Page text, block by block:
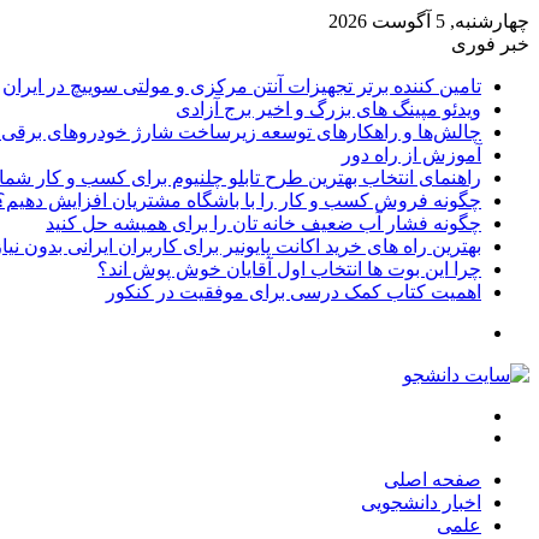
چهارشنبه, 5 آگوست 2026
خبر فوری
تامین کننده برتر تجهیزات آنتن مرکزی و مولتی سوییچ در ایران
ویدئو مپینگ های بزرگ و اخیر برج آزادی
چالش‌ها و راهکارهای توسعه زیرساخت شارژ خودروهای برقی
آموزش از راه دور
راهنمای انتخاب بهترین طرح تابلو چلنیوم برای کسب و کار شما
چگونه فروش کسب و کار را با باشگاه مشتریان افزایش
چگونه فشار آب ضعیف خانه تان را برای همیشه حل کنید
بهترین راه های خرید اکانت پایونیر برای کاربران ایرانی بدون
چرا این بوت ها انتخاب اول آقایان خوش پوش اند؟
اهمیت کتاب کمک درسی برای موفقیت در کنکور
صفحه اصلی
اخبار دانشجویی
علمی